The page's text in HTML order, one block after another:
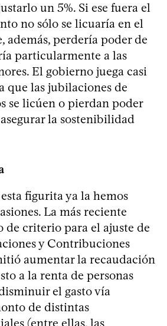
un 5%. Si ese fuera el
no sólo se licuaría en el
además, perdería poder de
particularmente a las
El gobierno juega casi
que las jubilaciones de
se licúen o pierdan poder
la sostenibilidad
figurita ya la hemos
La más reciente
de criterio para el ajuste de
y Contribuciones
aumentar la recaudación
a la renta de personas
el gasto vía
de distintas